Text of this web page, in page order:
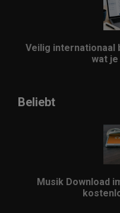
Veilig internationaal
wat
Beliebt
Musik Download